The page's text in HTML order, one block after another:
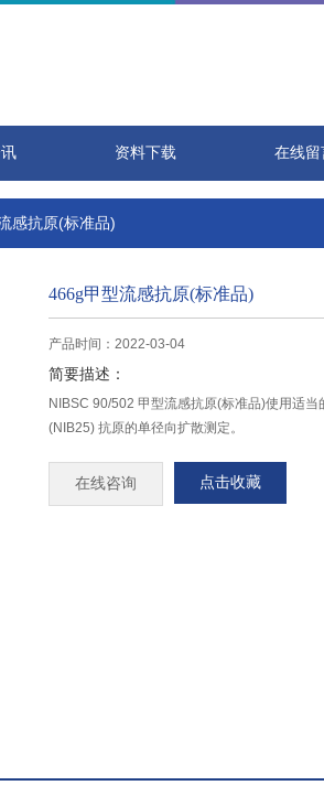
资料下载 在线留
感抗原(标准品)
466g甲型流感抗原(标准品)
产品时间：2022-03-04
简要描述：
NIBSC 90/502 甲型流感抗原(标准品)使用适
(NIB25) 抗原的单径向扩散测定。
在线咨询 点击收藏